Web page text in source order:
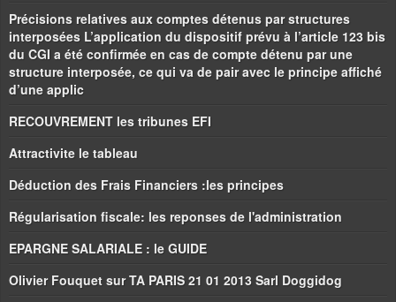
Précisions relatives aux comptes détenus par structures
interposées L’application du dispositif prévu à l’article 123 bis
du CGI a été confirmée en cas de compte détenu par une
structure interposée, ce qui va de pair avec le principe affiché
d’une applic
RECOUVREMENT les tribunes EFI
Attractivite le tableau
Déduction des Frais Financiers :les principes
Régularisation fiscale: les reponses de l'administration
EPARGNE SALARIALE : le GUIDE
Olivier Fouquet sur TA PARIS 21 01 2013 Sarl Doggidog